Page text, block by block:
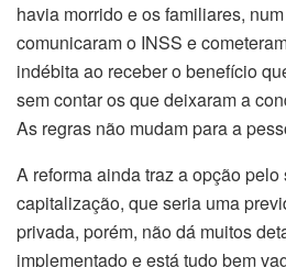
havia morrido e os familiares,
comunicaram o INSS e
indébita ao receber o benefício
sem contar os que deixaram a
As regras não mudam para a
A reforma ainda traz a opção pelo
capitalização, que seria uma
privada, porém, não dá muitos
implementado e está tudo bem